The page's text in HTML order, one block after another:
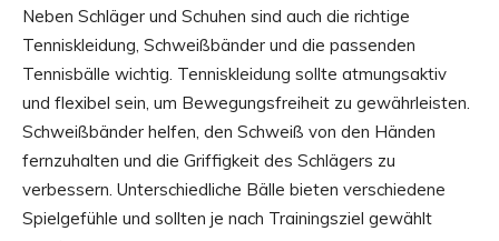
Neben Schläger und Schuhen sind auch die richtige
Tenniskleidung, Schweißbänder und die passenden
Tennisbälle wichtig. Tenniskleidung sollte atmungsaktiv
und flexibel sein, um Bewegungsfreiheit zu gewährleisten.
Schweißbänder helfen, den Schweiß von den Händen
fernzuhalten und die Griffigkeit des Schlägers zu
verbessern. Unterschiedliche Bälle bieten verschiedene
Spielgefühle und sollten je nach Trainingsziel gewählt